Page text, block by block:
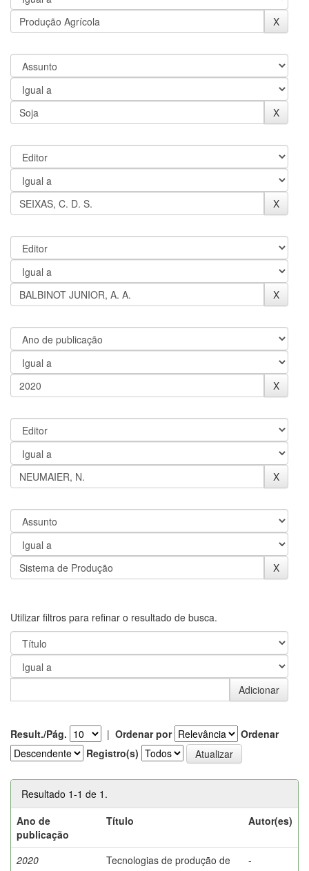
Utilizar filtros para refinar o resultado de busca.
Result./Pág. | Ordenar por
Ordenar
Registro(s)
Resultado 1-1 de 1.
Ano de
publicação
Título Autor(es)
2020
Tecnologias de produção de
-